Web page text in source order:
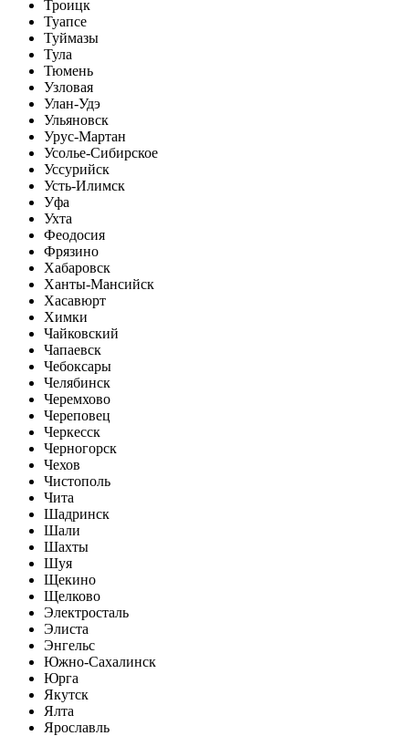
Троицк
Туапсе
Туймазы
Тула
Тюмень
Узловая
Улан-Удэ
Ульяновск
Урус-Мартан
Усолье-Сибирское
Уссурийск
Усть-Илимск
Уфа
Ухта
Феодосия
Фрязино
Хабаровск
Ханты-Мансийск
Хасавюрт
Химки
Чайковский
Чапаевск
Чебоксары
Челябинск
Черемхово
Череповец
Черкесск
Черногорск
Чехов
Чистополь
Чита
Шадринск
Шали
Шахты
Шуя
Щекино
Щелково
Электросталь
Элиста
Энгельс
Южно-Сахалинск
Юрга
Якутск
Ялта
Ярославль